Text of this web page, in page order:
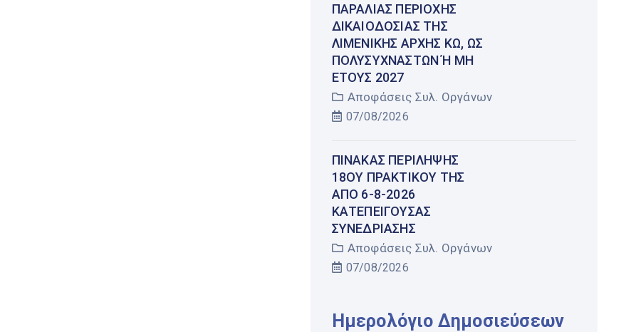
ΠΑΡΑΛΊΑΣ ΠΕΡΙΟΧΉΣ
ΔΙΚΑΙΟΔΟΣΊΑΣ ΤΗΣ
ΛΙΜΕΝΙΚΉΣ ΑΡΧΉΣ ΚΩ, ΩΣ
ΠΟΛΥΣΎΧΝΑΣΤΩΝ Ή ΜΗ Έ
ΤΟΥΣ 2027
Αποφάσεις Συλ. Οργάνων
07/08/2026
ΠΊΝΑΚΑΣ ΠΕΡΊΛΗΨΗΣ
18ΟΥ ΠΡΑΚΤΙΚΟΎ ΤΗΣ
ΑΠΌ 6-8-2026
ΚΑΤΕΠΕΊΓΟΥΣΑΣ
ΣΥΝΕΔΡΊΑΣΗΣ
Αποφάσεις Συλ. Οργάνων
07/08/2026
Ημερολόγιο Δημοσιεύσεων